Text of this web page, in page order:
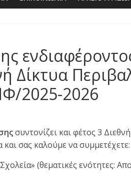
Δίκτυα
2025-2026
συντονίζει και φέτος 3
σας καλούμε να συμμετέχετε:
(θεματικές ενότητες: